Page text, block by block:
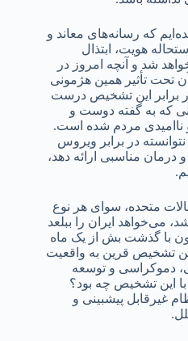
که رسانه‌های معاند و
هویت، ابتذال
شد و آنچه امروز در
تحت تأثیر همین هژمونی
برابر این تشخیص درست
که به گفته دوست و
ناامیدی مردم شده است.
در برابر ویروس
مناسبی ارائه دهد،
متحده، سوای هر نوع
می‌خواهد ایران را ببلعد
با گذشت بش از یک ماه
تشخیص قرین به واقعیت
دموکراسی و توسعه
این تشخیص چه بود؟
غیرقابل پیشبینی و